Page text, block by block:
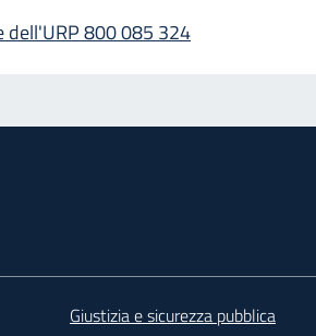
dell'URP 800 085 324
Giustizia e sicurezza pubblica